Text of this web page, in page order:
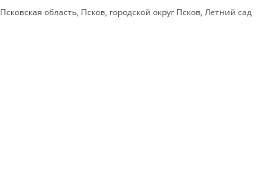
Псковская область, Псков, городской округ Псков, Летний сад